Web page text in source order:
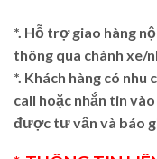
*. Hỗ trợ giao hàng
thông qua chành xe/
*. Khách hàng có nhu
call hoặc nhắn tin
được tư vấn và báo